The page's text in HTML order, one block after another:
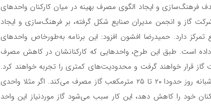
و ایجاد الگوی مصرف بهینه در میان کارکنان واحدهای
گاز و انجمن مدیران صنایع شکل گرفته، بر فرهنگ‌سازی و ایجاد
دارد. حمیدرضا افشون افزود: این برنامه به‌طور‌خاص واحدهای
است. طبق این طرح، واحدهایی که کارکنانشان در کاهش مصرف
گاز قرار خواهند گرفت و محدودیت‌های کمتری را تجربه خواهند کرد.
وی بیان می‌کند: در روزهای سرد سال هر خانوار در شبانه روز حدودا ۲۰ تا ۲۵ متر‌مکعب گاز مصرف می‌کند. اگر مثلا واحدی
از مصرف گاز کارکنان خود را کاهش دهد، این کار سبب می‌شود گاز مورد‌نیاز این واحد